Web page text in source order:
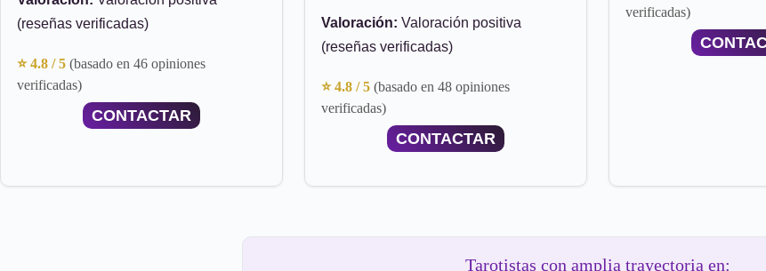
(reseñas verificadas)
⭐ 4.8 / 5 (basado en 46 opiniones
verificadas)
CONTACTAR
Valoración: Valoración positiva
(reseñas verificadas)
⭐ 4.8 / 5 (basado en 48 opiniones
verificadas)
CONTACTAR
verificadas)
Tarotistas con amplia trayectoria en: